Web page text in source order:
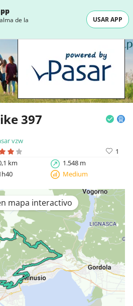
de la
USAR APP
397
vzw
1
km
1.548 m
Medium
mapa interactivo